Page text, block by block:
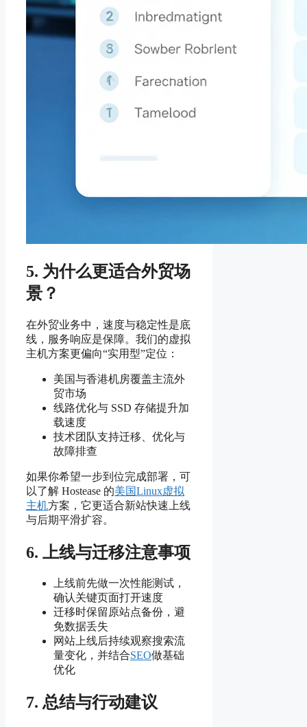
5. 为什么更适合外贸场
景？
在外贸业务中，速度与稳定性是底
线，服务响应是保障。我们的虚拟
主机方案更偏向“实用型”定位：
美国与香港机房覆盖主流外
贸市场
线路优化与 SSD 存储提升加
载速度
技术团队支持迁移、优化与
故障排查
如果你希望一步到位完成部署，可
以了解 Hostease 的美国Linux虚拟
主机方案，它更适合新站快速上线
与后期平滑扩容。
6. 上线与迁移注意事项
上线前先做一次性能测试，
确认关键页面打开速度
迁移时保留原站点备份，避
免数据丢失
网站上线后持续观察搜索流
量变化，并结合SEO做基础
优化
7. 总结与行动建议